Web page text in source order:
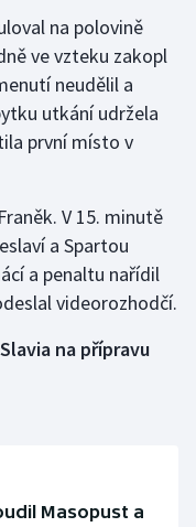
na polovině
ve vzteku zakopl
neudělil a
utkání udržela
první místo v
V 15. minutě
a Spartou
a penaltu nařídil
videorozhodčí.
na přípravu
Masopust a